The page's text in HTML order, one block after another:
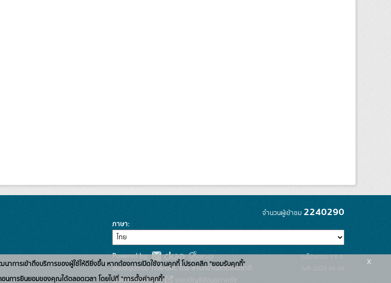
จำนวนผู้เข้าชม 2240290
ภาษา
Powered by:
สนับสนุนระบบ Thai-GDC โดย สำนักงานสถิติแห่งชาติ
เว็บไซต์ที่เกี่ยวข้อง:
รุ่นโปรแกรม: 3.0.0
วันที่: 2025-06-26
นาการเข้าถึงบริการของผู้ใช้ให้ดียิ่งขึ้น หากต้องการเปิดใช้งานคุกกี้ โปรดคลิก "ยอมรับคุกกี้"
นการยินยอมของคุณได้ตลอดเวลา โดยไปที่ "การตั้งค่าคุกกี้"
x